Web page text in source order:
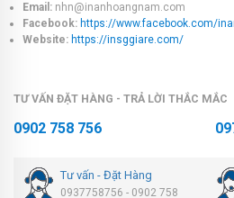
Email: nhn@inanhoangnam.com
Facebook: https://www.facebook.com/
Website: https://insggiare.com/
TƯ VẤN ĐẶT HÀNG - TRẢ LỜI THẮC MẮC
0902 758 756
Tư vấn - Đặt Hàng
0937758756 - 0902 758